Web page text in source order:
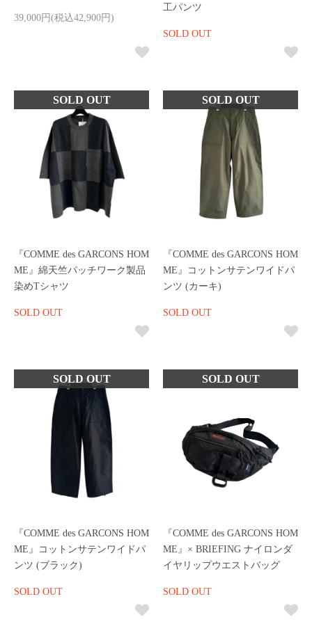
39,000円(税込42,900円)
工パンツ
SOLD OUT
『COMME des GARCONS HOM
ME』綿天竺パッチワーク製品
染めTシャツ
SOLD OUT
『COMME des GARCONS HOM
ME』コットンサテンワイドパ
ンツ (カーキ)
SOLD OUT
『COMME des GARCONS HOM
ME』コットンサテンワイドパ
ンツ (ブラック)
SOLD OUT
『COMME des GARCONS HOM
ME』× BRIEFING ナイロンダ
イヤリップウエストバッグ
SOLD OUT